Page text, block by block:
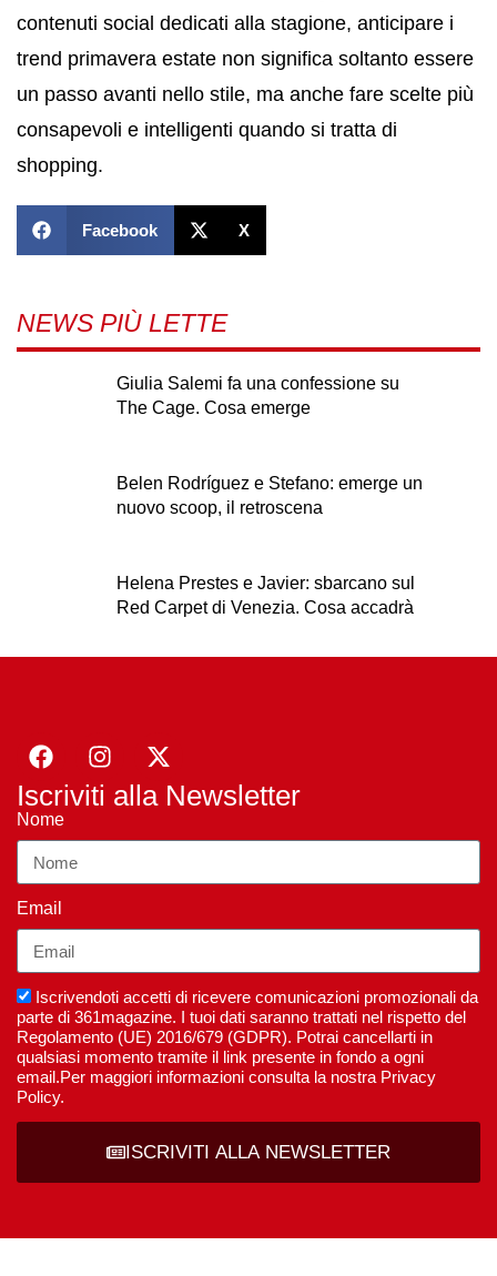
contenuti social dedicati alla stagione, anticipare i
trend primavera estate non significa soltanto essere
un passo avanti nello stile, ma anche fare scelte più
consapevoli e intelligenti quando si tratta di
shopping.
Facebook X
NEWS PIÙ LETTE
Giulia Salemi fa una confessione su
The Cage. Cosa emerge
Belen Rodríguez e Stefano: emerge un
nuovo scoop, il retroscena
Helena Prestes e Javier: sbarcano sul
Red Carpet di Venezia. Cosa accadrà
Iscriviti alla Newsletter
Nome
Email
Iscrivendoti accetti di ricevere comunicazioni promozionali da
parte di 361magazine. I tuoi dati saranno trattati nel rispetto del
Regolamento (UE) 2016/679 (GDPR). Potrai cancellarti in
qualsiasi momento tramite il link presente in fondo a ogni
email.Per maggiori informazioni consulta la nostra Privacy
Policy.
ISCRIVITI ALLA NEWSLETTER